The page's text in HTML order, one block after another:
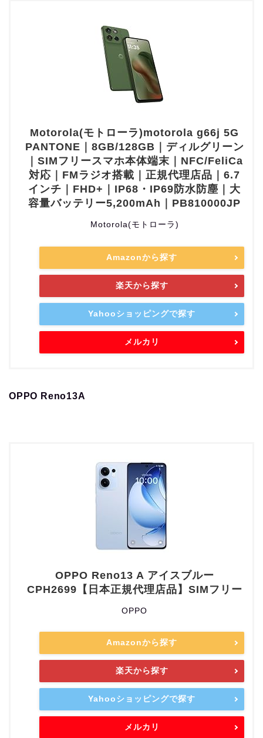
Motorola(モトローラ)motorola g66j 5G
PANTONE｜8GB/128GB｜ディルグリーン
｜SIMフリースマホ本体端末｜NFC/FeliCa
対応｜FMラジオ搭載｜正規代理店品｜6.7
インチ｜FHD+｜IP68・IP69防水防塵｜大
容量バッテリー5,200mAh｜PB810000JP
Motorola(モトローラ)
Amazonから探す
楽天から探す
Yahooショッピングで探す
メルカリ
OPPO Reno13A
OPPO Reno13 A アイスブルー
CPH2699【日本正規代理店品】SIMフリー
OPPO
Amazonから探す
楽天から探す
Yahooショッピングで探す
メルカリ